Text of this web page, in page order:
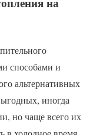
способами и
альтернативных
иногда
но чаще всего их